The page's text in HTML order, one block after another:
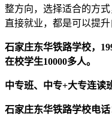
整方向，选择适合的方
直接就业，都是可以提升
石家庄东华铁路学校，
在校学生10000多人。
中专班、中专+大专连读
石家庄东华铁路学校电话